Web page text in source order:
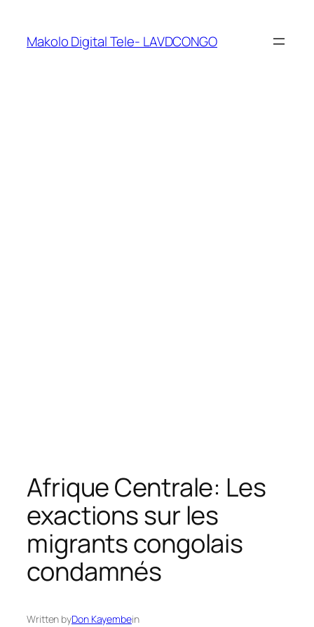
Makolo Digital Tele- LAVDCONGO
Afrique Centrale: Les
exactions sur les
migrants congolais
condamnés
Written byDon Kayembein